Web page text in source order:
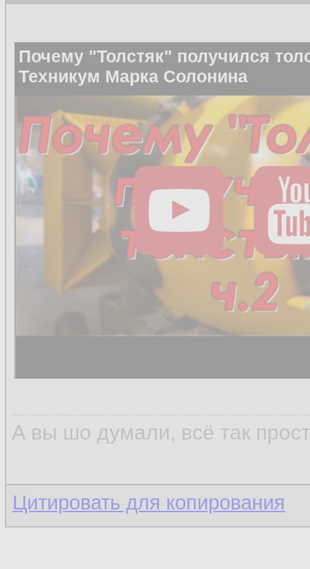
Почему "Толстяк" получился
Техникум Марка Солонина
А вы шо думали, всё так
Цитировать для копирования